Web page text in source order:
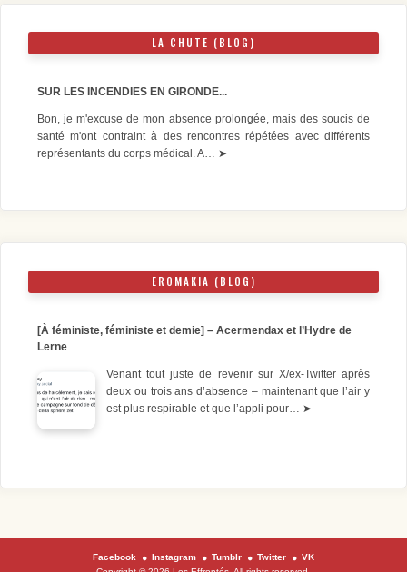
LA CHUTE (BLOG)
SUR LES INCENDIES EN GIRONDE...
Bon, je m'excuse de mon absence prolongée, mais des soucis de
santé m'ont contraint à des rencontres répétées avec différents
représentants du corps médical. A… ➤
EROMAKIA (BLOG)
[À féministe, féministe et demie] – Acermendax et l’Hydre de
Lerne
Venant tout juste de revenir sur X/ex-Twitter après
deux ou trois ans d’absence – maintenant que l’air y
est plus respirable et que l’appli pour… ➤
Facebook Instagram Tumblr Twitter
VK